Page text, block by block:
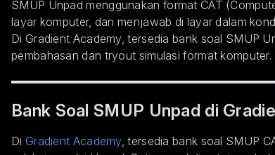
SMUP Unpad menggunakan format CAT
layar komputer, dan menjawab di layar dalam
Di Gradient Academy, tersedia bank soal SMUP
pembahasan dan tryout simulasi format komputer.
Bank Soal SMUP Unpad di
Di Gradient Academy, tersedia bank soal SMUP